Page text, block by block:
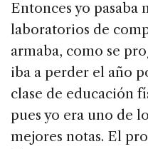
Entonces yo pasaba
laboratorios de
armaba, como se
iba a perder el año
clase de educación
pues yo era uno de
mejores notas. El